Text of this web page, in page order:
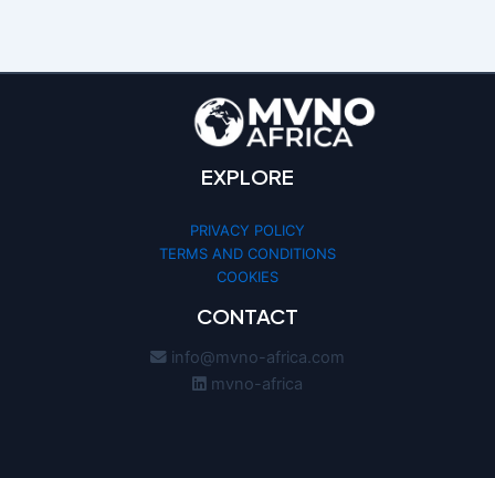
EXPLORE
PRIVACY POLICY
TERMS AND CONDITIONS
COOKIES
CONTACT
info@mvno-africa.com
mvno-africa